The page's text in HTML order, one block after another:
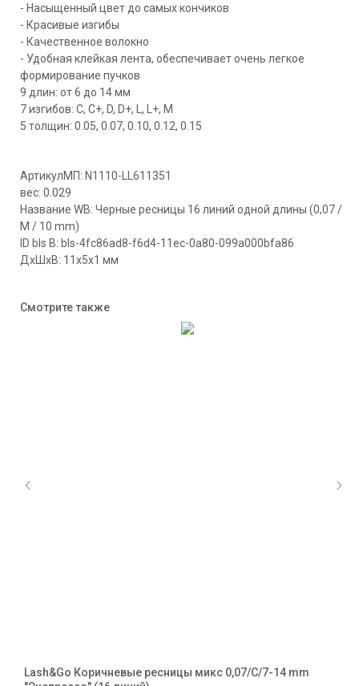
- Насыщенный цвет до самых кончиков
- Красивые изгибы
- Качественное волокно
- Удобная клейкая лента, обеспечивает очень легкое
формирование пучков
9 длин: от 6 до 14 мм
7 изгибов: C, C+, D, D+, L, L+, M
5 толщин: 0.05, 0.07, 0.10, 0.12, 0.15
АртикулМП: N1110-LL611351
вес: 0.029
Название WB: Черные ресницы 16 линий одной длины (0,07 /
M / 10 mm)
ID bls В: bls-4fc86ad8-f6d4-11ec-0a80-099a000bfa86
ДxШxВ: 11x5x1 мм
Смотрите также
Lash&Go Коричневые ресницы микс 0,07/C/7-14 mm